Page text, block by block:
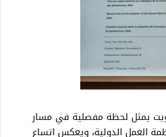
يمثل لحظة مفصلية في مسار
العمل الدولية، ويعكس اتساع